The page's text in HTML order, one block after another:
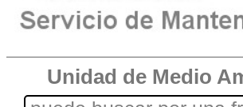
Unidad de Medio